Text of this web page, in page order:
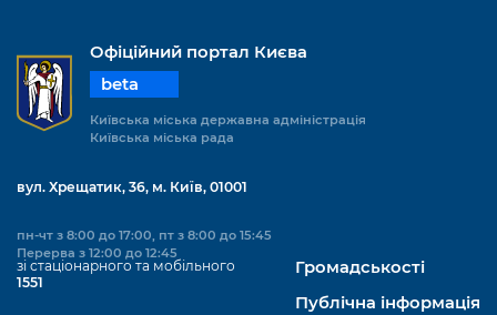
Офіційний портал Києва
beta
Київська міська державна адміністрація
Київська міська рада
вул. Хрещатик, 36, м. Київ, 01001
пн-чт з 8:00 до 17:00, пт з 8:00 до 15:45
Перерва з 12:00 до 12:45
зі стаціонарного та мобільного
1551
Громадськості
Публічна інформація